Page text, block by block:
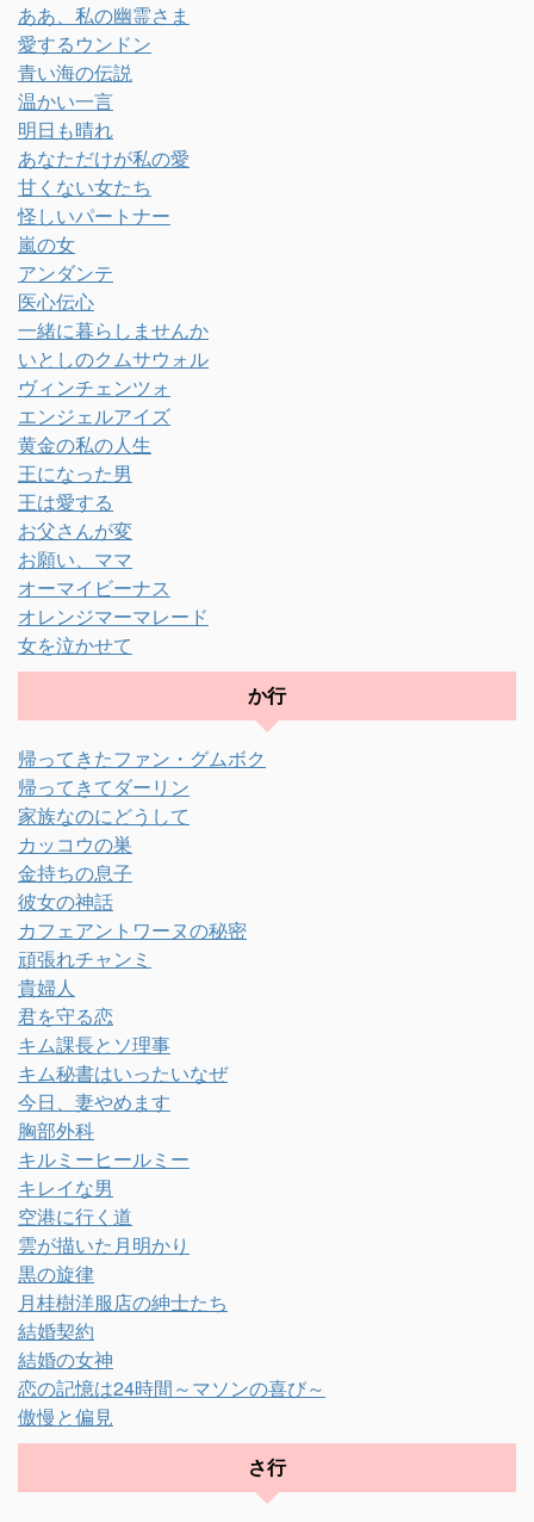
ああ、私の幽霊さま
愛するウンドン
青い海の伝説
温かい一言
明日も晴れ
あなただけが私の愛
甘くない女たち
怪しいパートナー
嵐の女
アンダンテ
医心伝心
一緒に暮らしませんか
いとしのクムサウォル
ヴィンチェンツォ
エンジェルアイズ
黄金の私の人生
王になった男
王は愛する
お父さんが変
お願い、ママ
オーマイビーナス
オレンジマーマレード
女を泣かせて
か行
帰ってきたファン・グムボク
帰ってきてダーリン
家族なのにどうして
カッコウの巣
金持ちの息子
彼女の神話
カフェアントワーヌの秘密
頑張れチャンミ
貴婦人
君を守る恋
キム課長とソ理事
キム秘書はいったいなぜ
今日、妻やめます
胸部外科
キルミーヒールミー
キレイな男
空港に行く道
雲が描いた月明かり
黒の旋律
月桂樹洋服店の紳士たち
結婚契約
結婚の女神
恋の記憶は24時間～マソンの喜び～
傲慢と偏見
さ行